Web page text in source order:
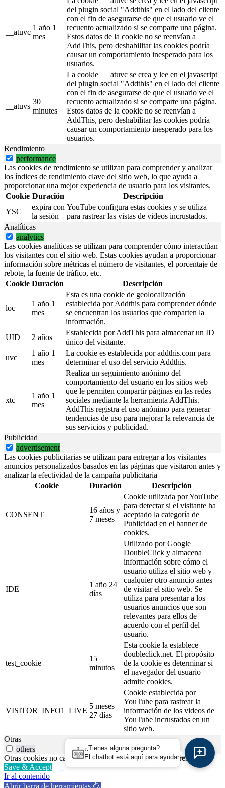
__atuvc
1 año 1
mes
del plugin social "Addthis" en el lado del cliente
con el fin de asegurarse de que el usuario ve el
recuento actualizado si se comparte una página.
Estos datos de la cookie no se reenvían a
AddThis, pero deshabilitar las cookies podría
causar un comportamiento inesperado para los
usuarios.
__atuvs
30
minutes
La cookie __ atuvc se crea y lee en el javascript
del plugin social "Addthis" en el lado del cliente
con el fin de asegurarse de que el usuario ve el
recuento actualizado si se comparte una página.
Estos datos de la cookie no se reenvían a
AddThis, pero deshabilitar las cookies podría
causar un comportamiento inesperado para los
usuarios.
Rendimiento
performance
Las cookies de rendimiento se utilizan para comprender y analizar
los índices de rendimiento clave del sitio web, lo que ayuda a
proporcionar una mejor experiencia de usuario para los visitantes.
Cookie Duración
Descripción
YSC
expira con
la sesión
YouTube configura estas cookies y se utiliza
para rastrear las vistas de videos incrustados.
Analíticas
analytics
Las cookies analíticas se utilizan para comprender cómo interactúan
los visitantes con el sitio web. Estas cookies ayudan a proporcionar
información sobre métricas el número de visitantes, el porcentaje de
rebote, la fuente de tráfico, etc.
Cookie Duración Descripción
loc
1 año 1
mes
Esta es una cookie de geolocalización
establecida por Addthis para comprender dónde
se encuentran los usuarios que comparten la
información.
UID
2 años
Establecida por AddThis para almacenar un ID
único del visitante.
uvc
1 año 1
mes
La cookie es establecida por addthis.com para
determinar el uso del servicio Addthis.
xtc
1 año 1
mes
Realiza un seguimiento anónimo del
comportamiento del usuario en los sitios web
que le permiten compartir páginas en las redes
sociales mediante la herramienta AddThis.
AddThis registra el uso anónimo para generar
tendencias de uso para mejorar la relevancia de
sus servicios y publicidad.
Publicidad
advertisement
Las cookies publicitarias se utilizan para entregar a los visitantes
anuncios personalizados basados en las páginas que visitaron antes y
analizar la efectividad de la campaña publicitaria
Cookie
Duración Descripción
CONSENT
16 años y
7 meses
Cookie utilizada por YouTube
para detectar si el visitante ha
aceptado la categoría de
Publicidad en el banner de
cookies.
IDE
1 año 24
días
Utilizado por Google
DoubleClick y almacena
información sobre cómo el
usuario utiliza el sitio web y
cualquier otro anuncio antes
de visitar el sitio web. Se
utiliza para presentar a los
usuarios anuncios que son
relevantes para ellos de
acuerdo con el perfil del
usuario.
test_cookie
15
minutos
Esta cookie la establece
doubleclick.net. El propósito
de la cookie es determinar si
el navegador del usuario
admite cookies.
VISITOR_INFO1_LIVE
5 meses
27 días
Cookie establecida por
YouTube para rastrear la
información de los videos de
YouTube incrustados en un
sitio web.
Otras
others
Otras cookies no categorizadas en las categorías anteriores.
Save & Accept
Ir al contenido
¿Tienes alguna pregunta?
El chatbot está aquí para ayudarte.